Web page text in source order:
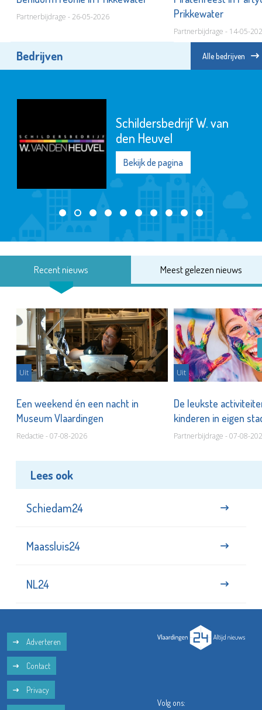
Partnerbijdrage - 26-05-2026
Prikkewater
Partnerbijdrage - 14-05-
Bedrijven Alle bedrijven
Schildersbedrijf W. van
den Heuvel
Bekijk de pagina
Recent nieuws Meest gelezen nieuws
Uit
Een weekend én een nacht in
Museum Vlaardingen
Redactie - 07-08-2026
Uit
De leukste
kinderen in eigen
Partnerbijdrage - 07-08-
Lees ook
Schiedam24
Maassluis24
NL24
Adverteren
Contact
Privacy
Volg ons: